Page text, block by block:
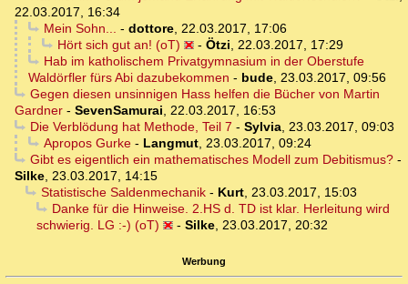
22.03.2017, 16:34
Mein Sohn... - dottore, 22.03.2017, 17:06
Hört sich gut an! (oT)
- Ötzi, 22.03.2017, 17:29
Hab im katholischem Privatgymnasium in der Oberstufe
Waldörfler fürs Abi dazubekommen - bude, 23.03.2017, 09:56
Gegen diesen unsinnigen Hass helfen die Bücher von Martin
Gardner - SevenSamurai, 22.03.2017, 16:53
Die Verblödung hat Methode, Teil 7 - Sylvia, 23.03.2017, 09:03
Apropos Gurke- Langmut, 23.03.2017, 09:24
Gibt es eigentlich ein mathematisches Modell zum Debitismus?-
Silke, 23.03.2017, 14:15
Statistische Saldenmechanik- Kurt, 23.03.2017, 15:03
Danke für die Hinweise. 2.HS d. TD ist klar. Herleitung wird
schwierig. LG :-) (oT)
- Silke, 23.03.2017, 20:32
Werbung